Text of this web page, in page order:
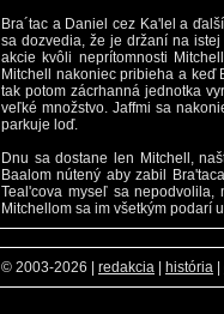
Bra´tac a Daniel cez Ka'lel a
sa dozvedia, že je držaní na
akcie kvôli neprítomnosti
Mitchell nakoniec pribieha a keď
tak potom zácrhanná jednotka
veľké množstvo. Jaffmi sa
parkuje loď.
Dnu sa dostane len Mitchell,
Baalom nútený aby zabil
Teal'cova myseľ sa
Mitchellom sa im všetkým podarí
© 2003-2026 redakcia história